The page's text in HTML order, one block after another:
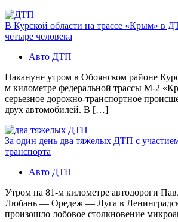
В Курской области на трассе «Крым» в
четыре человека
Авто ДТП
Накануне утром в Обоянском районе
м километре федеральной трассы М-2
серьезное дорожно-транспортное
двух автомобилей. В […]
За один день два тяжелых ДТП с
транспорта
Авто ДТП
Утром на 81-м километре автодороги
Любань — Оредеж — Луга в
произошло лобовое столкновение